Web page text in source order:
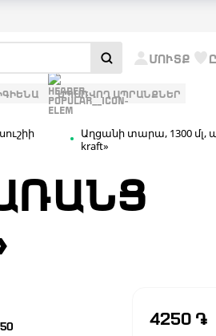
ՄՈՒՏՔ
ՍՊԱՌՎՈՂ ԱՊՐԱՆՔՆԵՐ
Աղցանի տարա, 1300 մլ,
kraft»
4250 ֏
50